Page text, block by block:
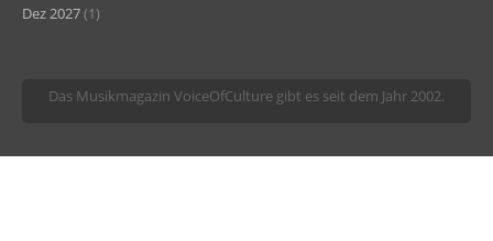
Dez 2027(1)
Das Musikmagazin VoiceOfCulture gibt es seit dem Jahr 2002.